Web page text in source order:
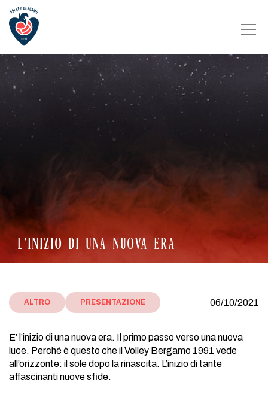
L’INIZIO DI UNA NUOVA ERA
ALTRO PRESENTAZIONE 06/10/2021
E’ l’inizio di una nuova era. Il primo passo verso una nuova
luce. Perché è questo che il Volley Bergamo 1991 vede
all’orizzonte: il sole dopo la rinascita. L’inizio di tante
affascinanti nuove sfide.